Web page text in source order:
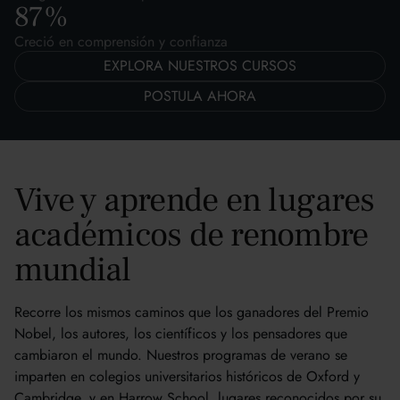
87%
Creció en comprensión y confianza
EXPLORA NUESTROS CURSOS
POSTULA AHORA
Vive y aprende en lugares
académicos de renombre
mundial
Recorre los mismos caminos que los ganadores del Premio
Nobel, los autores, los científicos y los pensadores que
cambiaron el mundo. Nuestros programas de verano se
imparten en colegios universitarios históricos de Oxford y